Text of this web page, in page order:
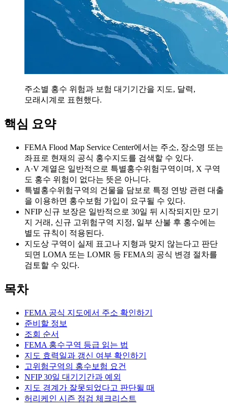
주소별 홍수 위험과 보험 대기기간을 지도, 달력,
모래시계로 표현했다.
핵심 요약
FEMA Flood Map Service Center에서는 주소, 장소명 또는
좌표로 현재의 공식 홍수지도를 검색할 수 있다.
A·V 계열은 일반적으로 특별홍수위험구역이며, X 구역
도 홍수 위험이 없다는 뜻은 아니다.
특별홍수위험구역의 건물을 담보로 특정 연방 관련 대출
을 이용하면 홍수보험 가입이 요구될 수 있다.
NFIP 신규 보장은 일반적으로 30일 뒤 시작되지만 모기
지 거래, 신규 고위험구역 지정, 일부 산불 후 홍수에는
별도 규칙이 적용된다.
지도상 구역이 실제 표고나 지형과 맞지 않는다고 판단
되면 LOMA 또는 LOMR 등 FEMA의 공식 변경 절차를
검토할 수 있다.
목차
FEMA 공식 지도에서 주소 확인하기
준비할 정보
조회 순서
FEMA 홍수구역 등급 읽는 법
지도 효력일과 갱신 여부 확인하기
고위험구역의 홍수보험 요건
NFIP 30일 대기기간과 예외
지도 경계가 잘못되었다고 판단될 때
허리케인 시즌 점검 체크리스트